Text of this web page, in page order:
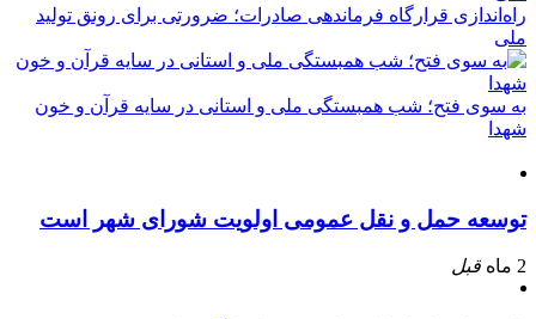
راه‌اندازی قرارگاه فرماندهی صادرات؛ ضرورتی برای رونق تولید
ملی
به سوی فتح؛ شب همبستگی ملی و استانی در سایه قرآن و خون
شهدا
توسعه حمل و نقل عمومی اولویت شورای شهر است
2 ماه قبل